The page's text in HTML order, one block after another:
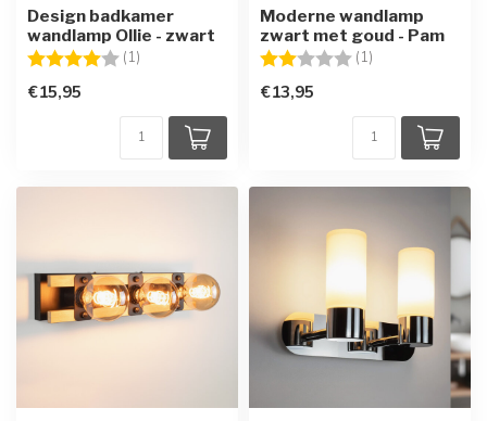
Design badkamer
wandlamp Ollie - zwart
Beoordeling: (1)
€15,95
Moderne wandlamp
zwart met goud - Pam
Beoordeling: (1)
€13,95